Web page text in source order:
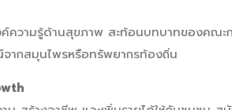
วามรู้ด้านสุขภาพ สะท้อนบทบาทของคณะ
น์จากสมุนไพรหรือทรัพยากรท้องถิ่น